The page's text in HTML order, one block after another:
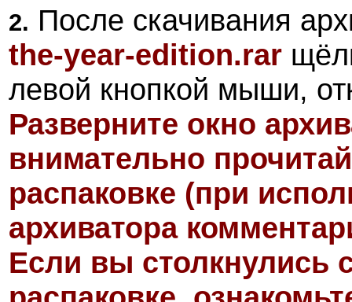
2. После скачивания
the-year-edition.rar
левой кнопкой мыши,
Разверните окно
внимательно
распаковке (при
архиватора
Если вы столкнулись